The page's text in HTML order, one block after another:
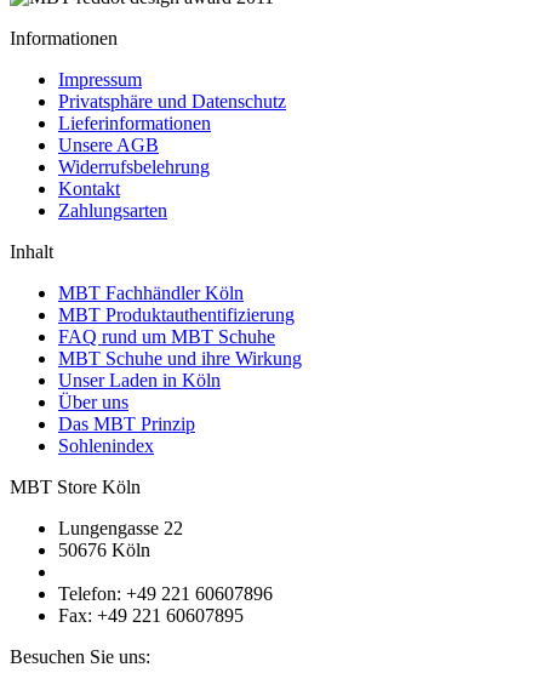
Informationen
Impressum
Privatsphäre und Datenschutz
Lieferinformationen
Unsere AGB
Widerrufsbelehrung
Kontakt
Zahlungsarten
Inhalt
MBT Fachhändler Köln
MBT Produktauthentifizierung
FAQ rund um MBT Schuhe
MBT Schuhe und ihre Wirkung
Unser Laden in Köln
Über uns
Das MBT Prinzip
Sohlenindex
MBT Store Köln
Lungengasse 22
50676 Köln
Telefon: +49 221 60607896
Fax: +49 221 60607895
Besuchen Sie uns: